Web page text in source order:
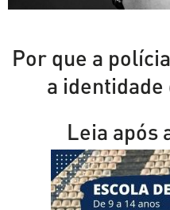
Por que a
a identidade
Leia após